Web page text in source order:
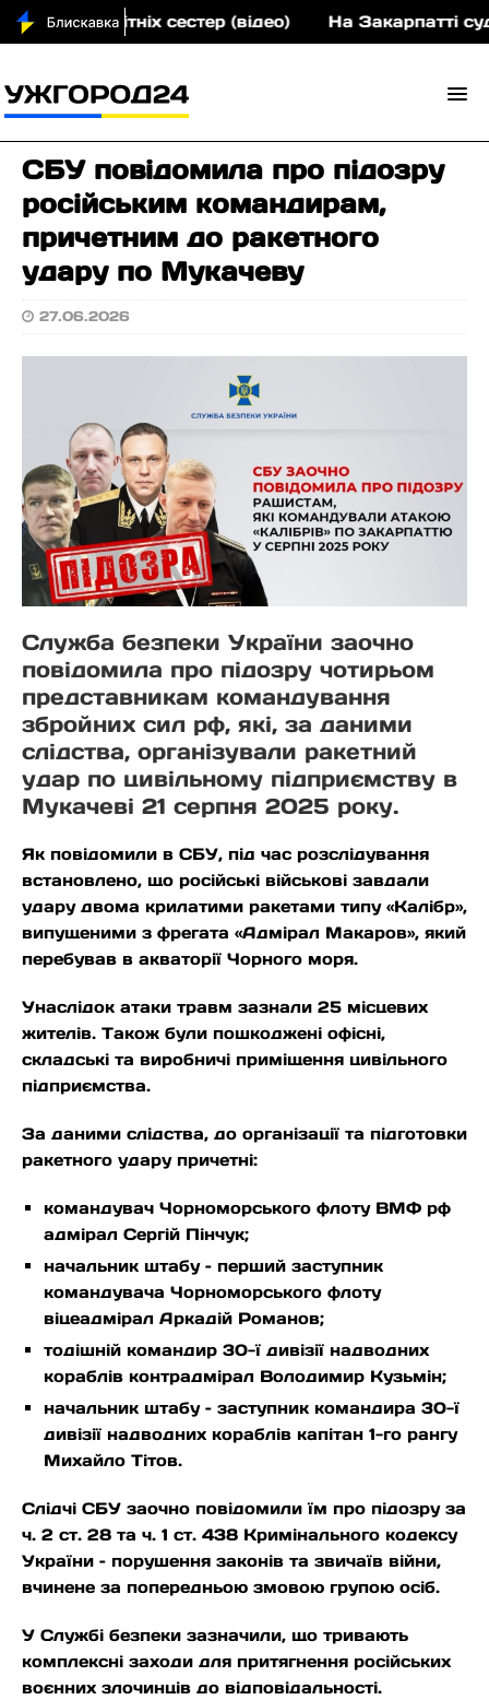
малолітніх сестер (відео) На Закарпатті
СБУ повідомила про підозру
російським командирам,
причетним до ракетного
удару по Мукачеву
27.06.2026
Служба безпеки України заочно
повідомила про підозру чотирьом
представникам командування
збройних сил рф, які, за даними
слідства, організували ракетний
удар по цивільному підприємству в
Мукачеві 21 серпня 2025 року.
Як повідомили в СБУ, під час розслідування
встановлено, що російські військові завдали
удару двома крилатими ракетами типу «Калібр»,
випущеними з фрегата «Адмірал Макаров», який
перебував в акваторії Чорного моря.
Унаслідок атаки травм зазнали 25 місцевих
жителів. Також були пошкоджені офісні,
складські та виробничі приміщення цивільного
підприємства.
За даними слідства, до організації та підготовки
ракетного удару причетні:
командувач Чорноморського флоту ВМФ рф
адмірал Сергій Пінчук;
начальник штабу – перший заступник
командувача Чорноморського флоту
віцеадмірал Аркадій Романов;
тодішній командир 30-ї дивізії надводних
кораблів контрадмірал Володимир Кузьмін;
начальник штабу – заступник командира 30-ї
дивізії надводних кораблів капітан 1-го рангу
Михайло Тітов.
Слідчі СБУ заочно повідомили їм про підозру за
ч. 2 ст. 28 та ч. 1 ст. 438 Кримінального кодексу
України – порушення законів та звичаїв війни,
вчинене за попередньою змовою групою осіб.
У Службі безпеки зазначили, що тривають
комплексні заходи для притягнення російських
воєнних злочинців до відповідальності.